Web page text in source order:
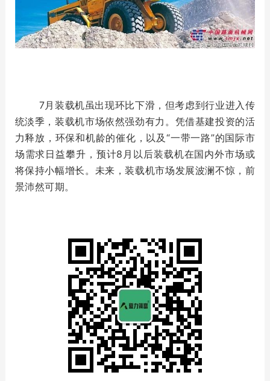
7月装载机虽出现环比下滑，但考虑到行业进入传
统淡季，装载机市场依然强劲有力。凭借基建投资的活
力释放，环保和机龄的催化，以及“一带一路”的国际市
场需求日益攀升，预计8月以后装载机在国内外市场或
将保持小幅增长。未来，装载机市场发展波澜不惊，前
景沛然可期。